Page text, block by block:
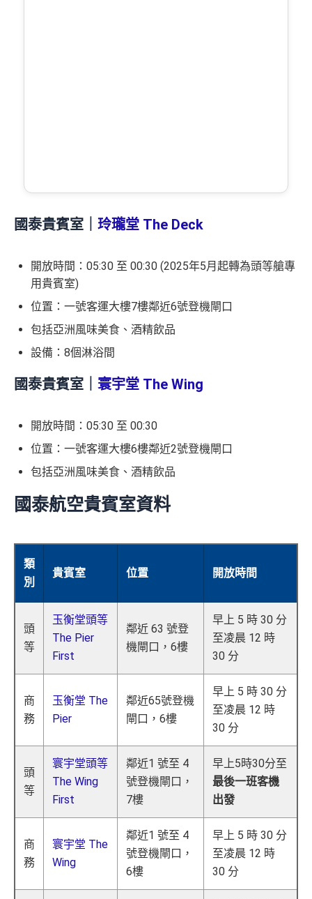
國泰貴賓室｜ 玲瓏堂 The Deck
開放時間：05:30 至 00:30 (2025年5月起轉為頭等艙專
用貴賓室)
位置：一號客運大樓7樓鄰近6號登機閘口
包括亞洲風味美食、酒精飲品
設備：8個淋浴間
國泰貴賓室｜ 寰宇堂 The Wing
開放時間：05:30 至 00:30
位置：一號客運大樓6樓鄰近2號登機閘口
包括亞洲風味美食、酒精飲品
國泰航空貴賓室資料
類
別
貴賓室 位置 開放時間
頭
等
玉衡堂頭等
The Pier
First
鄰近 63 號登
機閘口，6樓
早上 5 時 30 分
至凌晨 12 時
30 分
商
務
玉衡堂 The
Pier
鄰近65號登機
閘口，6樓
早上 5 時 30 分
至凌晨 12 時
30 分
頭
等
寰宇堂頭等
The Wing
First
鄰近1 號至 4
號登機閘口，
7樓
早上5時30分至
最後一班客機
出發
商
務
寰宇堂 The
Wing
鄰近1 號至 4
號登機閘口，
6樓
早上 5 時 30 分
至凌晨 12 時
30 分